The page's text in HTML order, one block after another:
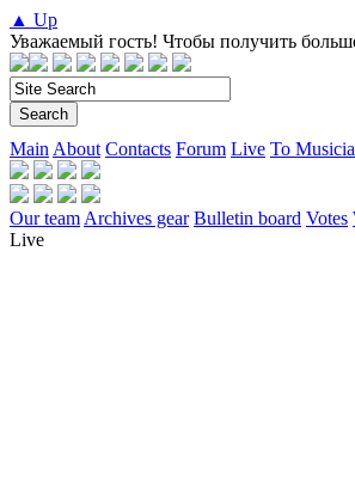
▲ Up
Уважаемый гость! Чтобы получить
Main About Contacts Forum Live To
Our team Archives gear Bulletin board Votes
Live